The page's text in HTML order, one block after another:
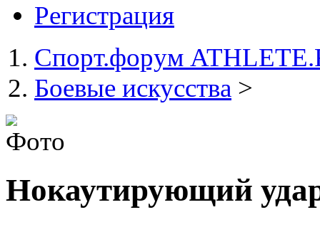
Регистрация
Спорт.форум
Боевые искусства >
Нокаутирующий